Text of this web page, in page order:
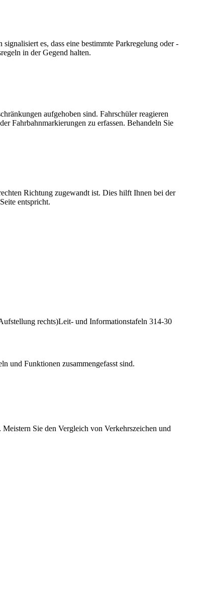
es, dass eine bestimmte Parkregelung oder -
in der Gegend halten.
aufgehoben sind. Fahrschüler reagieren
Fahrbahnmarkierungen zu erfassen. Behandeln Sie
Richtung zugewandt ist. Dies hilft Ihnen bei der
entspricht.
rechts)Leit- und Informationstafeln 314-30
und Funktionen zusammengefasst sind.
Sie den Vergleich von Verkehrszeichen und